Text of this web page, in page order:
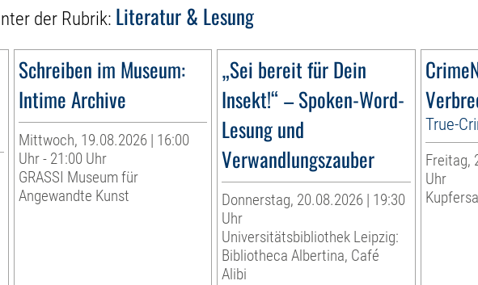
der Rubrik: Literatur & Lesung
Schreiben im Museum:
Intime Archive
Mittwoch, 19.08.2026 | 16:00
Uhr - 21:00 Uhr
GRASSI Museum für
Angewandte Kunst
„Sei bereit für Dein
Insekt!“ – Spoken-Word-
Lesung und
Verwandlungszauber
Donnerstag, 20.08.2026 | 19:30
Uhr
Universitätsbibliothek Leipzig:
Bibliotheca Albertina, Café
Alibi
True-
Freitag,
Uhr